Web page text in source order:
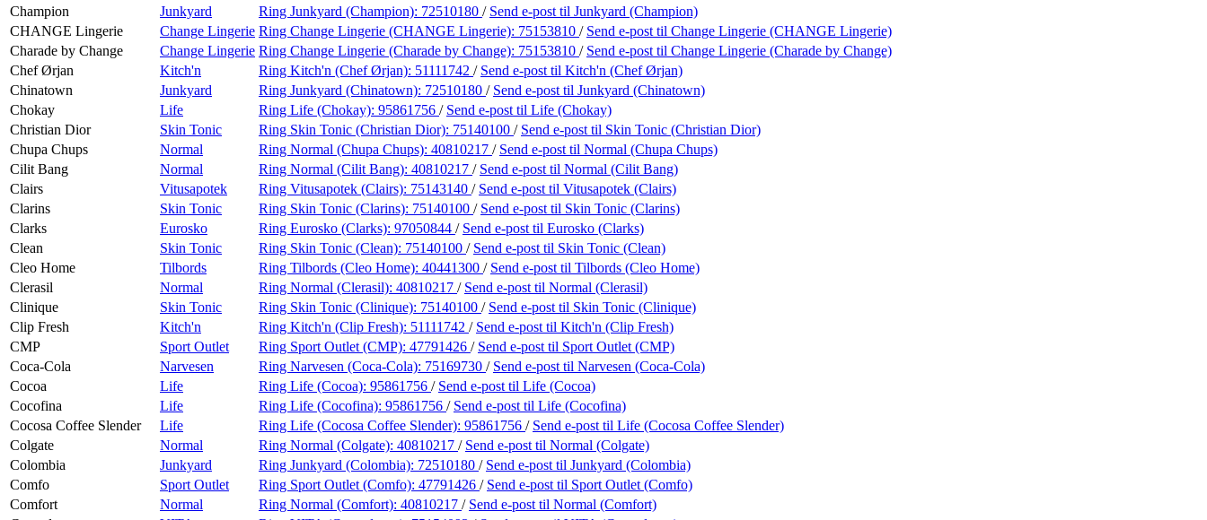
Champion
Junkyard Ring Junkyard (Champion): 72510180 / Send e-post til Junkyard (Champion)
CHANGE Lingerie
Change Lingerie Ring Change Lingerie (CHANGE Lingerie): 75153810 / Send e-post til Change Lingerie (CHANGE Lingerie)
Charade by Change
Change Lingerie Ring Change Lingerie (Charade by Change): 75153810 / Send e-post til Change Lingerie (Charade by Change)
Chef Ørjan
Kitch'n Ring Kitch'n (Chef Ørjan): 51111742 / Send e-post til Kitch'n (Chef Ørjan)
Chinatown
Junkyard Ring Junkyard (Chinatown): 72510180 / Send e-post til Junkyard (Chinatown)
Chokay
Life Ring Life (Chokay): 95861756 / Send e-post til Life (Chokay)
Christian Dior
Skin Tonic Ring Skin Tonic (Christian Dior): 75140100 / Send e-post til Skin Tonic (Christian Dior)
Chupa Chups
Normal Ring Normal (Chupa Chups): 40810217 / Send e-post til Normal (Chupa Chups)
Cilit Bang
Normal Ring Normal (Cilit Bang): 40810217 / Send e-post til Normal (Cilit Bang)
Clairs
Vitusapotek Ring Vitusapotek (Clairs): 75143140 / Send e-post til Vitusapotek (Clairs)
Clarins
Skin Tonic Ring Skin Tonic (Clarins): 75140100 / Send e-post til Skin Tonic (Clarins)
Clarks
Eurosko Ring Eurosko (Clarks): 97050844 / Send e-post til Eurosko (Clarks)
Clean
Skin Tonic Ring Skin Tonic (Clean): 75140100 / Send e-post til Skin Tonic (Clean)
Cleo Home
Tilbords Ring Tilbords (Cleo Home): 40441300 / Send e-post til Tilbords (Cleo Home)
Clerasil
Normal Ring Normal (Clerasil): 40810217 / Send e-post til Normal (Clerasil)
Clinique
Skin Tonic Ring Skin Tonic (Clinique): 75140100 / Send e-post til Skin Tonic (Clinique)
Clip Fresh
Kitch'n Ring Kitch'n (Clip Fresh): 51111742 / Send e-post til Kitch'n (Clip Fresh)
CMP
Sport Outlet Ring Sport Outlet (CMP): 47791426 / Send e-post til Sport Outlet (CMP)
Coca-Cola
Narvesen Ring Narvesen (Coca-Cola): 75169730 / Send e-post til Narvesen (Coca-Cola)
Cocoa
Life Ring Life (Cocoa): 95861756 / Send e-post til Life (Cocoa)
Cocofina
Life Ring Life (Cocofina): 95861756 / Send e-post til Life (Cocofina)
Cocosa Coffee Slender
Life Ring Life (Cocosa Coffee Slender): 95861756 / Send e-post til Life (Cocosa Coffee Slender)
Colgate
Normal Ring Normal (Colgate): 40810217 / Send e-post til Normal (Colgate)
Colombia
Junkyard Ring Junkyard (Colombia): 72510180 / Send e-post til Junkyard (Colombia)
Comfo
Sport Outlet Ring Sport Outlet (Comfo): 47791426 / Send e-post til Sport Outlet (Comfo)
Comfort
Normal Ring Normal (Comfort): 40810217 / Send e-post til Normal (Comfort)